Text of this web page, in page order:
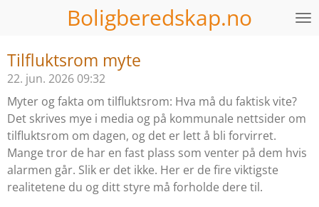
Boligberedskap.no
Tilfluktsrom myte
22. jun. 2026 09:32
Myter og fakta om tilfluktsrom: Hva må du faktisk vite?
Det skrives mye i media og på kommunale nettsider om
tilfluktsrom om dagen, og det er lett å bli forvirret.
Mange tror de har en fast plass som venter på dem hvis
alarmen går. Slik er det ikke. Her er de fire viktigste
realitetene du og ditt styre må forholde dere til.